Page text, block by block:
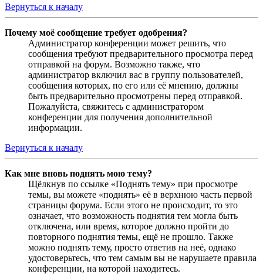
Вернуться к началу
Почему моё сообщение требует одобрения?
Администратор конференции может решить, что
сообщения требуют предварительного просмотра перед
отправкой на форум. Возможно также, что
администратор включил вас в группу пользователей,
сообщения которых, по его или её мнению, должны
быть предварительно просмотрены перед отправкой.
Пожалуйста, свяжитесь с администратором
конференции для получения дополнительной
информации.
Вернуться к началу
Как мне вновь поднять мою тему?
Щёлкнув по ссылке «Поднять тему» при просмотре
темы, вы можете «поднять» её в верхнюю часть первой
страницы форума. Если этого не происходит, то это
означает, что возможность поднятия тем могла быть
отключена, или время, которое должно пройти до
повторного поднятия темы, ещё не прошло. Также
можно поднять тему, просто ответив на неё, однако
удостоверьтесь, что тем самым вы не нарушаете правила
конференции, на которой находитесь.